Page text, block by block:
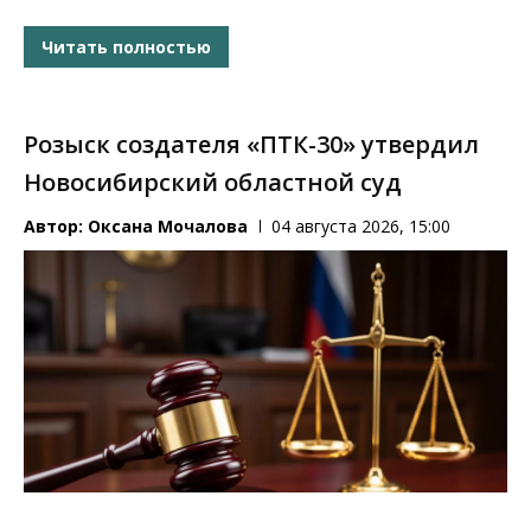
Читать полностью
Розыск создателя «ПТК-30» утвердил
Новосибирский областной суд
Автор: Оксана Мочалова 04 августа 2026, 15:00